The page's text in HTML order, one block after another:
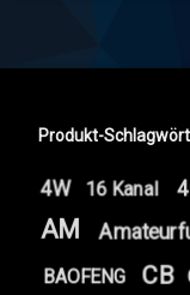
Produkt-
4W 16 Kanal
AM
BAOFENG CB